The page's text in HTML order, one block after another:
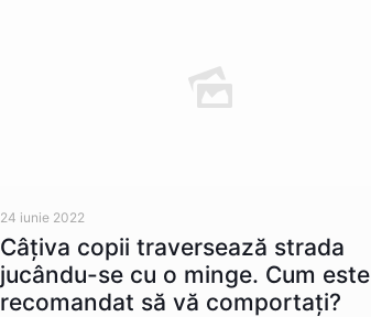
24 iunie 2022
Câţiva copii traversează strada
jucându-se cu o minge. Cum este
recomandat să vă comportaţi?